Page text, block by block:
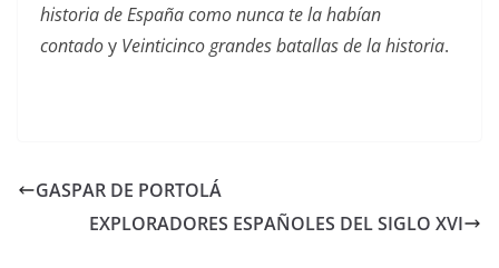
historia de España como nunca te la habían
contadoy Veinticinco grandes batallas de la historia.
GASPAR DE PORTOLÁ
EXPLORADORES ESPAÑOLES DEL SIGLO XVI